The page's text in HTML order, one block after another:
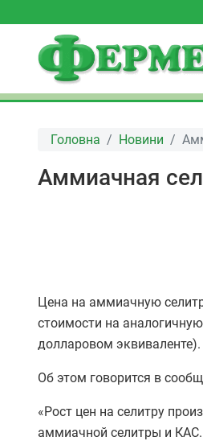
Головна Новини
Аммиачная
Цена на аммиачную
стоимости на
долларовом эквиваленте).
Об этом говорится в
«Рост цен на селитру
аммиачной селитры и КАС.